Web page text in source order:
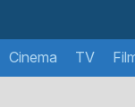
Cinema TV